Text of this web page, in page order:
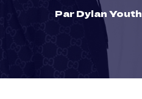
ParDylan Youth